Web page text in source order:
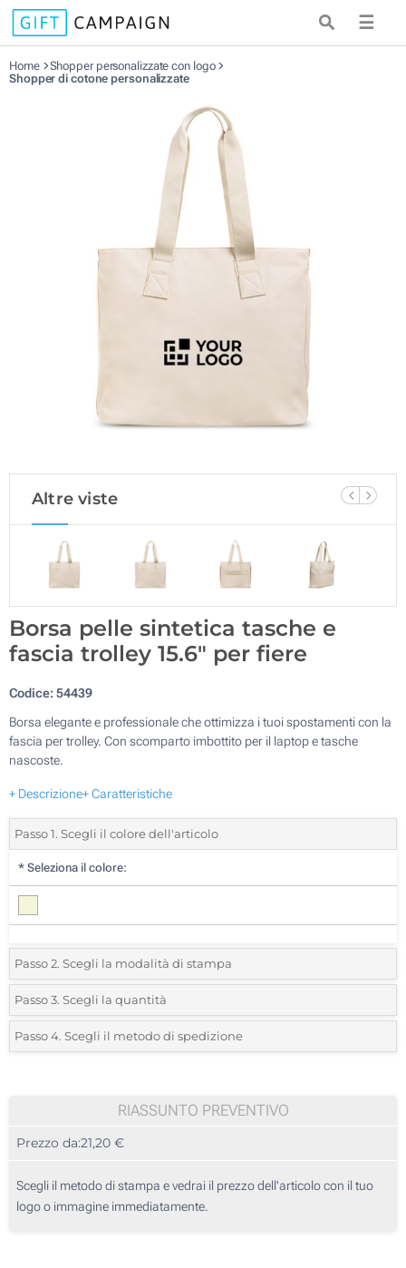
☰
Home
Shopper personalizzate con logo
Shopper di cotone personalizzate
Altre viste
Borsa pelle sintetica tasche e
fascia trolley 15.6" per fiere
Codice:54439
Borsa elegante e professionale che ottimizza i tuoi spostamenti con la
fascia per trolley. Con scomparto imbottito per il laptop e tasche
nascoste.
+ Descrizione+ Caratteristiche
Passo 1. Scegli il colore dell'articolo
* Seleziona il colore:
Passo 2. Scegli la modalità di stampa
*Seleziona la posizione di stampa e il colore del vostro logo:
1 Colore (Su un lato)
3 Colori (Su un lato)
Transfer digitale full color (Su un lato)
Passo 3. Scegli la quantità
*Quantità desiderata:
10
25
50
Passo 4. Scegli il metodo di spedizione
RIASSUNTO PREVENTIVO
Prezzo da:21,20 €
Scegli il metodo di stampa e vedrai il prezzo dell'articolo con il tuo
logo o immagine immediatamente.